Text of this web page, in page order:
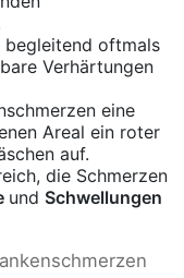
begleitend oftmals
Verhärtungen
eine
Areal ein roter
auf.
die Schmerzen
und Schwellungen